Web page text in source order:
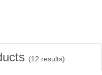
(12 results)